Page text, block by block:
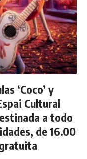
‘Coco’ y
Cultural
a todo
de 16.00